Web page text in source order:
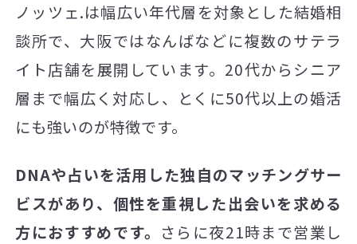
ノッツェ.は幅広い年代層を対象とした結婚相
談所で、大阪ではなんばなどに複数のサテラ
イト店舗を展開しています。20代からシニア
層まで幅広く対応し、とくに50代以上の婚活
にも強いのが特徴です。
DNAや占いを活用した独自のマッチングサー
ビスがあり、個性を重視した出会いを求める
方におすすめです。 さらに夜21時まで営業し